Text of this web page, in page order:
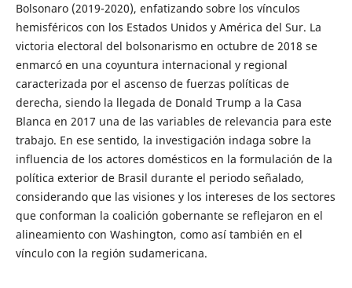
Bolsonaro (2019-2020), enfatizando sobre los vínculos
hemisféricos con los Estados Unidos y América del Sur. La
victoria electoral del bolsonarismo en octubre de 2018 se
enmarcó en una coyuntura internacional y regional
caracterizada por el ascenso de fuerzas políticas de
derecha, siendo la llegada de Donald Trump a la Casa
Blanca en 2017 una de las variables de relevancia para este
trabajo. En ese sentido, la investigación indaga sobre la
influencia de los actores domésticos en la formulación de la
política exterior de Brasil durante el periodo señalado,
considerando que las visiones y los intereses de los sectores
que conforman la coalición gobernante se reflejaron en el
alineamiento con Washington, como así también en el
vínculo con la región sudamericana.